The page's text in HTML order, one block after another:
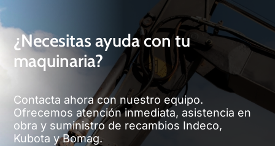
¿Necesitas ayuda con tu
maquinaria?
Contacta ahora con nuestro equipo.
Ofrecemos atención inmediata, asistencia en
obra y suministro de recambios Indeco,
Kubota y Bomag.